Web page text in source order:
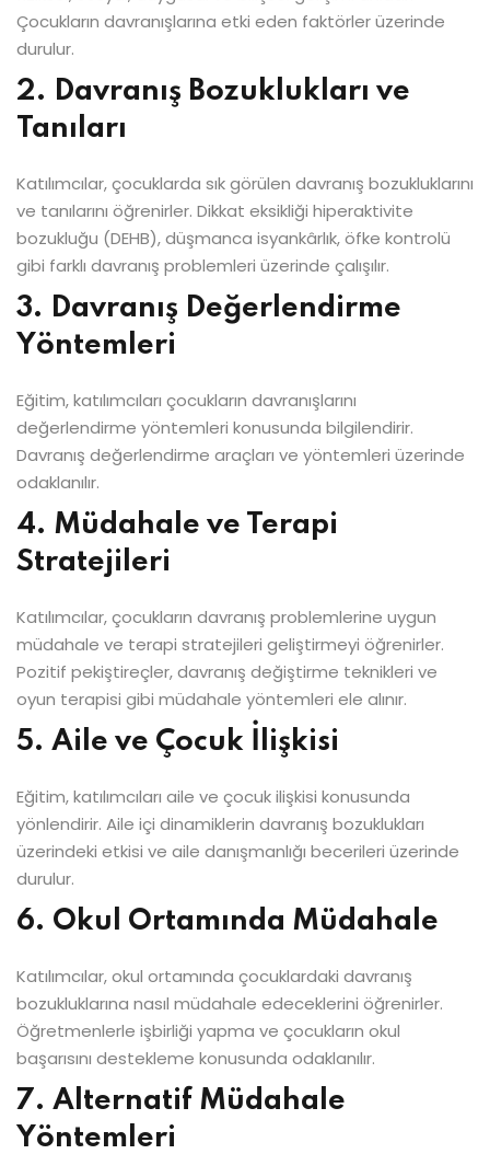
Çocukların davranışlarına etki eden faktörler üzerinde
durulur.
2. Davranış Bozuklukları ve
Tanıları
Katılımcılar, çocuklarda sık görülen davranış bozukluklarını
ve tanılarını öğrenirler. Dikkat eksikliği hiperaktivite
bozukluğu (DEHB), düşmanca isyankârlık, öfke kontrolü
gibi farklı davranış problemleri üzerinde çalışılır.
3. Davranış Değerlendirme
Yöntemleri
Eğitim, katılımcıları çocukların davranışlarını
değerlendirme yöntemleri konusunda bilgilendirir.
Davranış değerlendirme araçları ve yöntemleri üzerinde
odaklanılır.
4. Müdahale ve Terapi
Stratejileri
Katılımcılar, çocukların davranış problemlerine uygun
müdahale ve terapi stratejileri geliştirmeyi öğrenirler.
Pozitif pekiştireçler, davranış değiştirme teknikleri ve
oyun terapisi gibi müdahale yöntemleri ele alınır.
5. Aile ve Çocuk İlişkisi
Eğitim, katılımcıları aile ve çocuk ilişkisi konusunda
yönlendirir. Aile içi dinamiklerin davranış bozuklukları
üzerindeki etkisi ve aile danışmanlığı becerileri üzerinde
durulur.
6. Okul Ortamında Müdahale
Katılımcılar, okul ortamında çocuklardaki davranış
bozukluklarına nasıl müdahale edeceklerini öğrenirler.
Öğretmenlerle işbirliği yapma ve çocukların okul
başarısını destekleme konusunda odaklanılır.
7. Alternatif Müdahale
Yöntemleri